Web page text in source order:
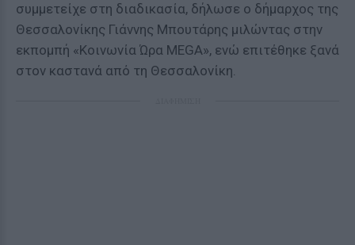
συμμετείχε στη διαδικασία, δήλωσε ο δήμαρχος της
Θεσσαλονίκης Γιάννης Μπουτάρης μιλώντας στην
εκπομπή «Κοινωνία Ώρα MEGA», ενώ επιτέθηκε ξανά
στον καστανά από τη Θεσσαλονίκη.